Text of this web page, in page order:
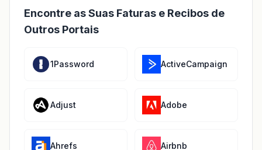
Encontre as Suas Faturas e Recibos de
Outros Portais
1Password ActiveCampaign
Adjust Adobe
Ahrefs Airbnb